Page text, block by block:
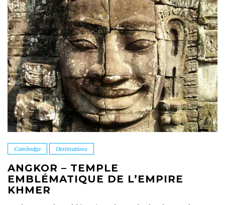
Cambodge Destinations
ANGKOR – TEMPLE
EMBLÉMATIQUE DE L’EMPIRE
KHMER